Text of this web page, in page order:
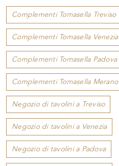
Complementi Tomasella Treviso
Complementi Tomasella Venezia
Complementi Tomasella Padova
Complementi Tomasella Merano
Negozio di tavolini a Treviso
Negozio di tavolini a Venezia
Negozio di tavolini a Padova